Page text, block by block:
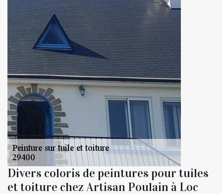
Divers coloris de peintures pour tuiles
et toiture chez Artisan Poulain à Loc